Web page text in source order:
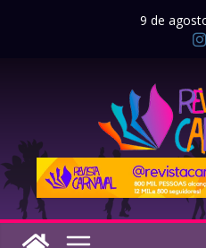
9 de